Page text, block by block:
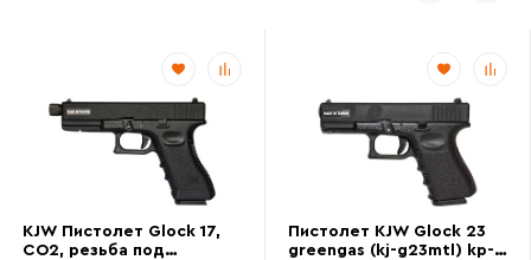
KJW Пистолет Glock 17,
CO2, резьба под
Пистолет KJW Glock 23
greengas (kj-g23mtl) kp-